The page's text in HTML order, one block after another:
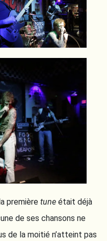
première tune était déjà
de ses chansons ne
de la moitié n’atteint pas